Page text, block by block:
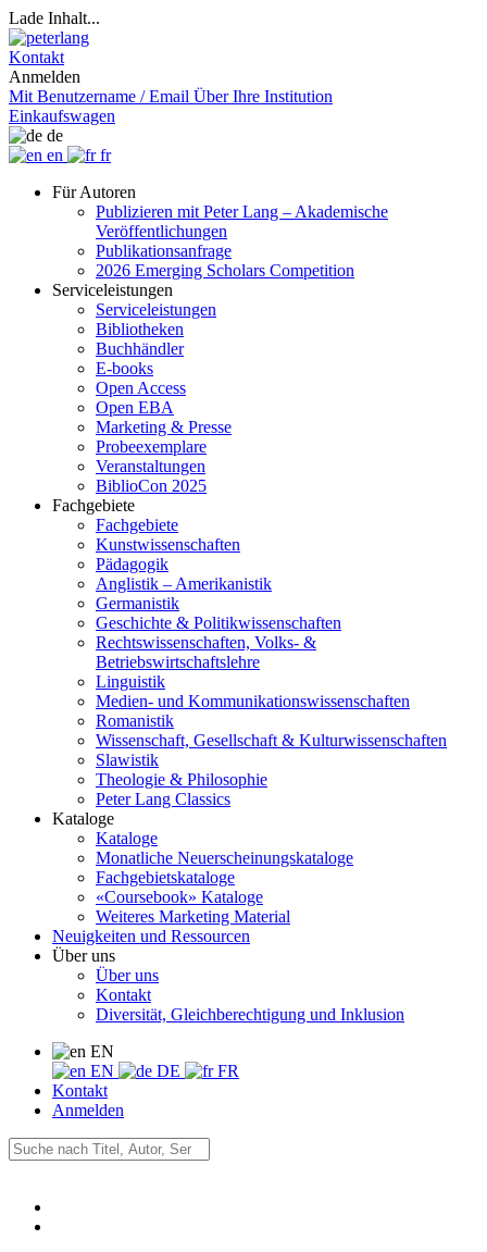
Lade Inhalt...
Kontakt
Anmelden
Mit Benutzername / Email Über Ihre Institution
Einkaufswagen
de
en
fr
Für Autoren
Publizieren mit Peter Lang – Akademische
Veröffentlichungen
Publikationsanfrage
2026 Emerging Scholars Competition
Serviceleistungen
Serviceleistungen
Bibliotheken
Buchhändler
E-books
Open Access
Open EBA
Marketing & Presse
Probeexemplare
Veranstaltungen
BiblioCon 2025
Fachgebiete
Fachgebiete
Kunstwissenschaften
Pädagogik
Anglistik – Amerikanistik
Germanistik
Geschichte & Politikwissenschaften
Rechtswissenschaften, Volks- &
Betriebswirtschaftslehre
Linguistik
Medien- und Kommunikationswissenschaften
Romanistik
Wissenschaft, Gesellschaft & Kulturwissenschaften
Slawistik
Theologie & Philosophie
Peter Lang Classics
Kataloge
Kataloge
Monatliche Neuerscheinungskataloge
Fachgebietskataloge
«Coursebook» Kataloge
Weiteres Marketing Material
Neuigkeiten und Ressourcen
Über uns
Über uns
Kontakt
Diversität, Gleichberechtigung und Inklusion
EN
EN
DE
FR
Kontakt
Anmelden